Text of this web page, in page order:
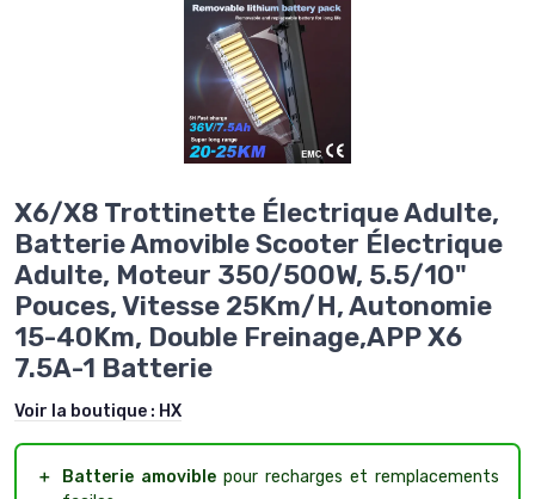
X6/X8 Trottinette Électrique Adulte,
Batterie Amovible Scooter Électrique
Adulte, Moteur 350/500W, 5.5/10"
Pouces, Vitesse 25Km/H, Autonomie
15-40Km, Double Freinage,APP X6
7.5A-1 Batterie
Voir la boutique : HX
＋ Batterie amovible pour recharges et remplacements